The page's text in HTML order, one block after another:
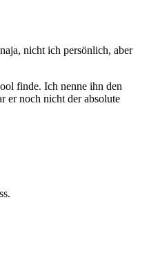
nicht ich persönlich, aber
finde. Ich nenne ihn den
er noch nicht der absolute